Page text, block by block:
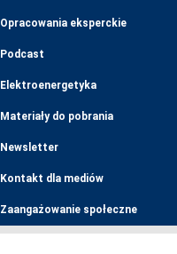
Opracowania eksperckie
Podcast
Elektroenergetyka
Materiały do pobrania
Newsletter
Kontakt dla mediów
Zaangażowanie społeczne